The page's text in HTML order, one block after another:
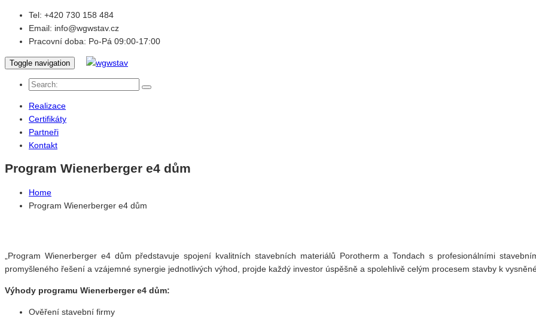
Tel: +420 730 158 484
Email: info@wgwstav.cz
Pracovní doba: Po-Pá 09:00-17:00
Toggle navigation
Realizace
Certifikáty
Partneři
Kontakt
Program Wienerberger e4 dům
Home
Program Wienerberger e4 dům
„Program Wienerberger e4 dům představuje spojení kvalitních stavebních materiálů Porotherm a Tondach s profesionálními
promyšleného řešení a vzájemné synergie jednotlivých výhod, projde každý investor úspěšně a spolehlivě celým procesem stavby k
Výhody programu Wienerberger e4 dům:
Ověření stavební firmy